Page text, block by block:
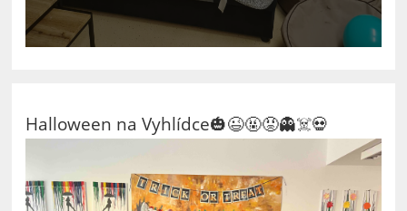
Halloween na Vyhlídce🎃😉🤬😡👻☠️💀